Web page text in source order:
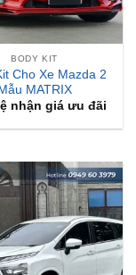
BODY KIT
Cho Xe Mazda 2
MATRIX
nhận giá ưu đãi